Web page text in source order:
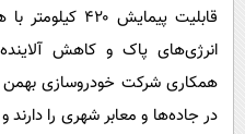
قابلیت پیمایش
انرژی‌های پاک و کاهش
همکاری شرکت خودروسازی بهمن
در جاده‌ها و معابر شهری را